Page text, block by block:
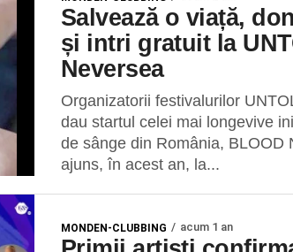
Salvează o viață,
și intri gratuit la
Neversea
Organizatorii festivalurilor
dau startul celei mai longevive
de sânge din România, BLOOD
ajuns, în acest an, la...
MONDEN-CLUBBING acum 1 an